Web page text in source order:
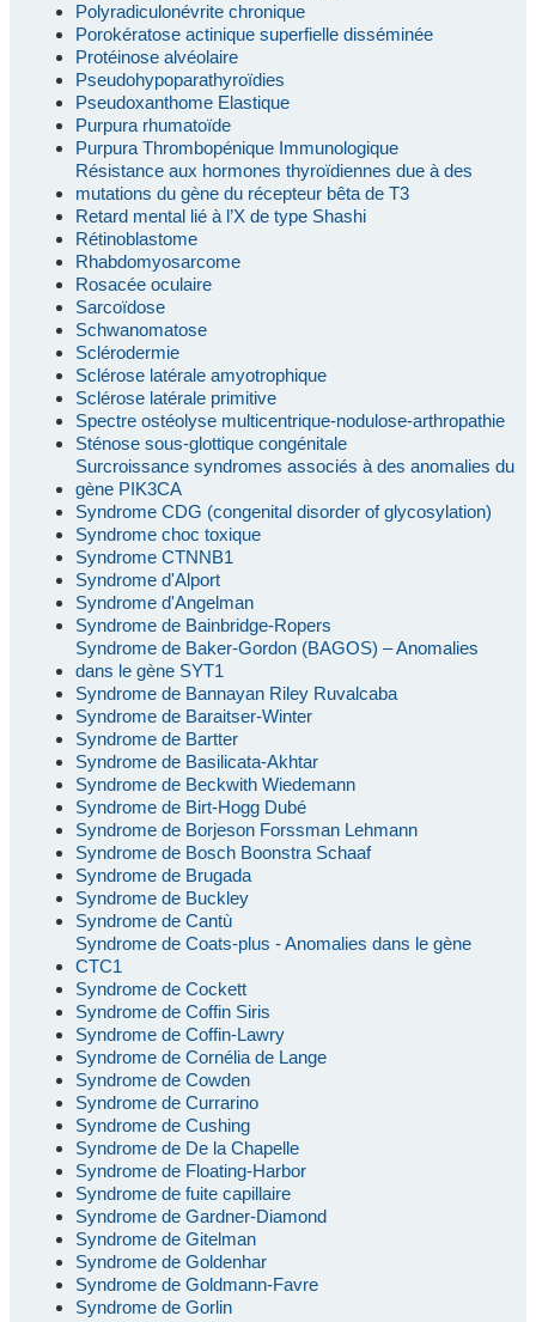
Polyradiculonévrite chronique
Porokératose actinique superfielle disséminée
Protéinose alvéolaire
Pseudohypoparathyroïdies
Pseudoxanthome Elastique
Purpura rhumatoïde
Purpura Thrombopénique Immunologique
Résistance aux hormones thyroïdiennes due à des
mutations du gène du récepteur bêta de T3
Retard mental lié à l’X de type Shashi
Rétinoblastome
Rhabdomyosarcome
Rosacée oculaire
Sarcoïdose
Schwanomatose
Sclérodermie
Sclérose latérale amyotrophique
Sclérose latérale primitive
Spectre ostéolyse multicentrique-nodulose-arthropathie
Sténose sous-glottique congénitale
Surcroissance syndromes associés à des anomalies du
gène PIK3CA
Syndrome CDG (congenital disorder of glycosylation)
Syndrome choc toxique
Syndrome CTNNB1
Syndrome d'Alport
Syndrome d'Angelman
Syndrome de Bainbridge-Ropers
Syndrome de Baker-Gordon (BAGOS) – Anomalies
dans le gène SYT1
Syndrome de Bannayan Riley Ruvalcaba
Syndrome de Baraitser-Winter
Syndrome de Bartter
Syndrome de Basilicata-Akhtar
Syndrome de Beckwith Wiedemann
Syndrome de Birt-Hogg Dubé
Syndrome de Borjeson Forssman Lehmann
Syndrome de Bosch Boonstra Schaaf
Syndrome de Brugada
Syndrome de Buckley
Syndrome de Cantù
Syndrome de Coats-plus - Anomalies dans le gène
CTC1
Syndrome de Cockett
Syndrome de Coffin Siris
Syndrome de Coffin-Lawry
Syndrome de Cornélia de Lange
Syndrome de Cowden
Syndrome de Currarino
Syndrome de Cushing
Syndrome de De la Chapelle
Syndrome de Floating-Harbor
Syndrome de fuite capillaire
Syndrome de Gardner-Diamond
Syndrome de Gitelman
Syndrome de Goldenhar
Syndrome de Goldmann-Favre
Syndrome de Gorlin